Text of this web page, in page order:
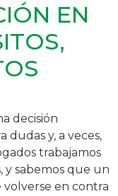
EN
decisión
dudas y, a veces,
trabajamos
y sabemos que un
en contra